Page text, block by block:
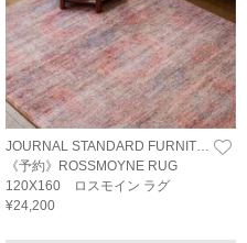
JOURNAL STANDARD FURNITURE
《予約》ROSSMOYNE RUG
120X160 ロスモイン ラグ
¥24,200